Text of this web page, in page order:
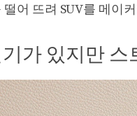
떨어 뜨려 SUV를 메이
기가 있지만